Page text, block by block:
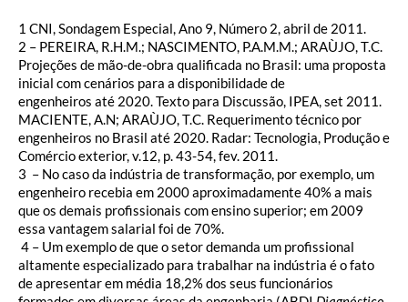
1 CNI, Sondagem Especial, Ano 9, Número 2, abril de 2011.
2 – PEREIRA, R.H.M.; NASCIMENTO, P.A.M.M.; ARAÙJO, T.C.
Projeções de mão-de-obra qualificada no Brasil: uma proposta
inicial com cenários para a disponibilidade de
engenheiros até 2020. Texto para Discussão, IPEA, set 2011.
MACIENTE, A.N; ARAÙJO, T.C. Requerimento técnico por
engenheiros no Brasil até 2020. Radar: Tecnologia, Produção e
Comércio exterior, v.12, p. 43-54, fev. 2011.
3 – No caso da indústria de transformação, por exemplo, um
engenheiro recebia em 2000 aproximadamente 40% a mais
que os demais profissionais com ensino superior; em 2009
essa vantagem salarial foi de 70%.
4 – Um exemplo de que o setor demanda um profissional
altamente especializado para trabalhar na indústria é o fato
de apresentar em média 18,2% dos seus funcionários